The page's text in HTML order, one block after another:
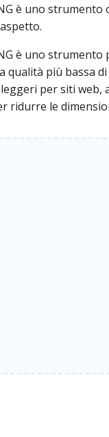
è uno strumento
è uno
qualità più bassa
per siti web,
ridurre le